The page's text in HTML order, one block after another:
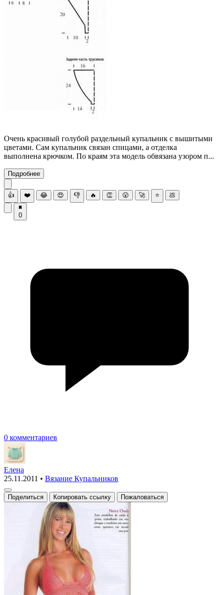
Очень красивый голубой раздельный купальник с вышитыми
цветами. Сам купальник связан спицами, а отделка
выполнена крючком. По краям эта модель обвязана узором п...
Подробнее
👍 ❤️ 😂 😍 👎 🔥 👏 😮 🚀 ⭐ 💩
0
0 комментариев
Елена
25.11.2011 • Вязание Купальников
Поделиться Копировать ссылку Пожаловаться